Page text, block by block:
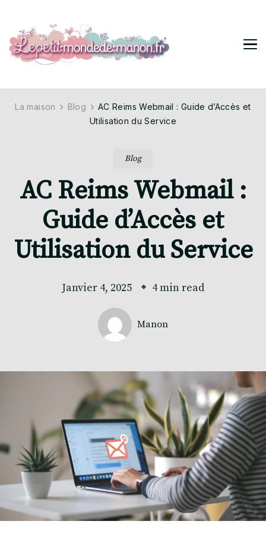
La maison Blog
AC Reims Webmail : Guide d’Accès et
Utilisation du Service
Blog
AC Reims Webmail :
Guide d’Accès et
Utilisation du Service
Janvier 4, 2025 4 min read
Manon